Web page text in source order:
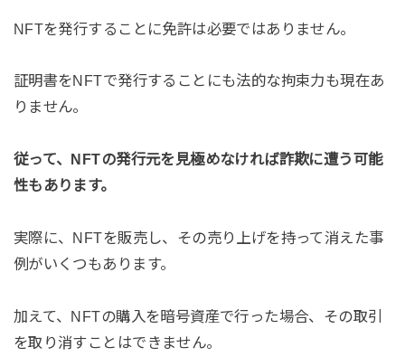
NFTを発行することに免許は必要ではありません。
証明書をNFTで発行することにも法的な拘束力も現在あ
りません。
従って、NFTの発行元を見極めなければ詐欺に遭う可能
性もあります。
実際に、NFTを販売し、その売り上げを持って消えた事
例がいくつもあります。
加えて、NFTの購入を暗号資産で行った場合、その取引
を取り消すことはできません。